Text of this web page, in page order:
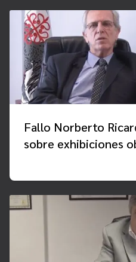
Fallo Norberto
sobre exhibiciones